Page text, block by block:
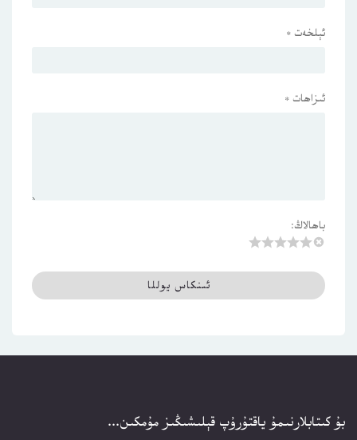
ئېلخەت *
ئىزاھات *
باھالاڭ:
بۇ كىتابلارنىمۇ ياقتۇرۇپ قېلىشىڭىز مۇمكىن...